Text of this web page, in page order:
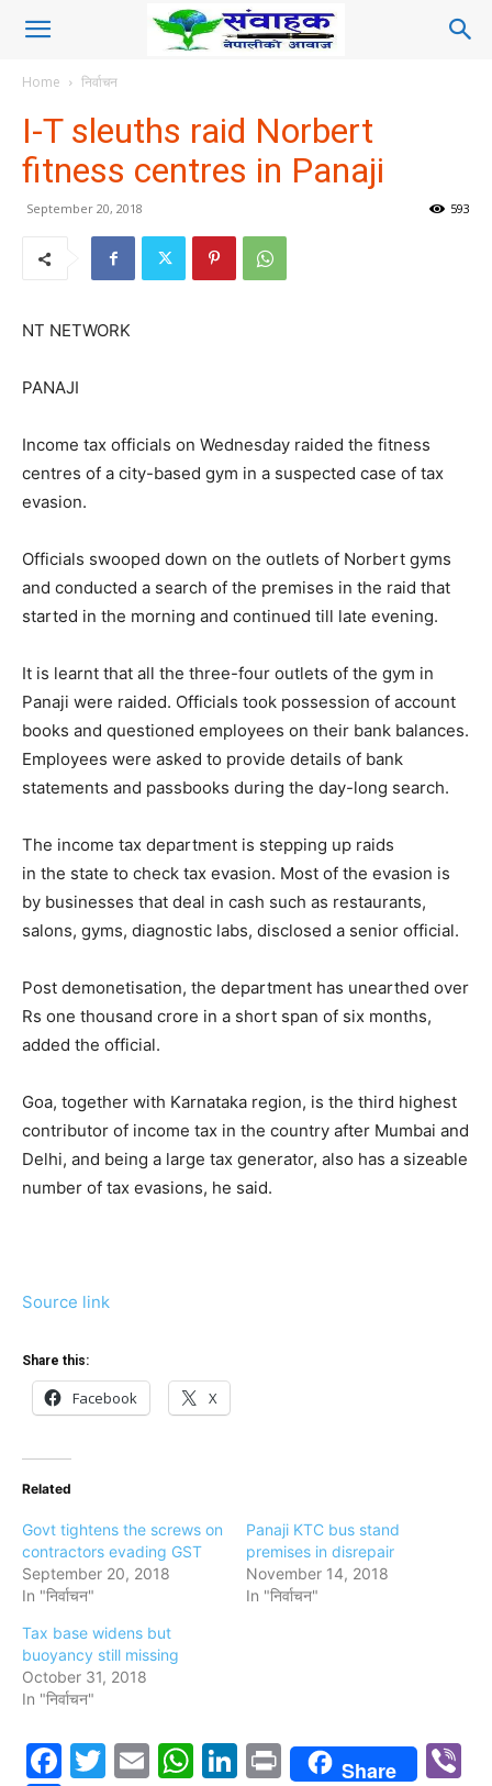
Home निर्वाचन
I-T sleuths raid Norbert
fitness centres in Panaji
September 20, 2018 593
NT NETWORK
PANAJI
Income tax officials on Wednesday raided the fitness
centres of a city-based gym in a suspected case of tax
evasion.
Officials swooped down on the outlets of Norbert gyms
and conducted a search of the premises in the raid that
started in the morning and continued till late evening.
It is learnt that all the three-four outlets of the gym in
Panaji were raided. Officials took possession of account
books and questioned employees on their bank balances.
Employees were asked to provide details of bank
statements and passbooks during the day-long search.
The income tax department is stepping up raids
in the state to check tax evasion. Most of the evasion is
by businesses that deal in cash such as restaurants,
salons, gyms, diagnostic labs, disclosed a senior official.
Post demonetisation, the department has unearthed over
Rs one thousand crore in a short span of six months,
added the official.
Goa, together with Karnataka region, is the third highest
contributor of income tax in the country after Mumbai and
Delhi, and being a large tax generator, also has a sizeable
number of tax evasions, he said.
Source link
Share this:
Facebook X
Related
Govt tightens the screws on
contractors evading GST
September 20, 2018
In "निर्वाचन"
Panaji KTC bus stand
premises in disrepair
November 14, 2018
In "निर्वाचन"
Tax base widens but
buoyancy still missing
October 31, 2018
In "निर्वाचन"
Facebook
Twitter
EmailWhatsApp
LinkedIn
PrintShare